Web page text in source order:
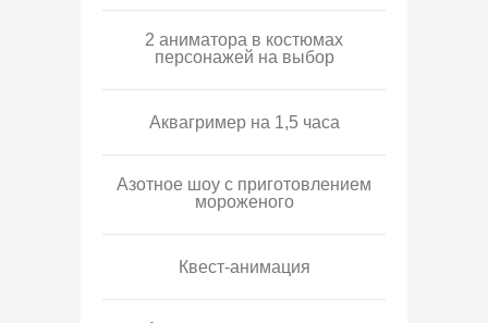
2 аниматора в костюмах
персонажей на выбор
Аквагример на 1,5 часа
Азотное шоу с приготовлением
мороженого
Квест-анимация